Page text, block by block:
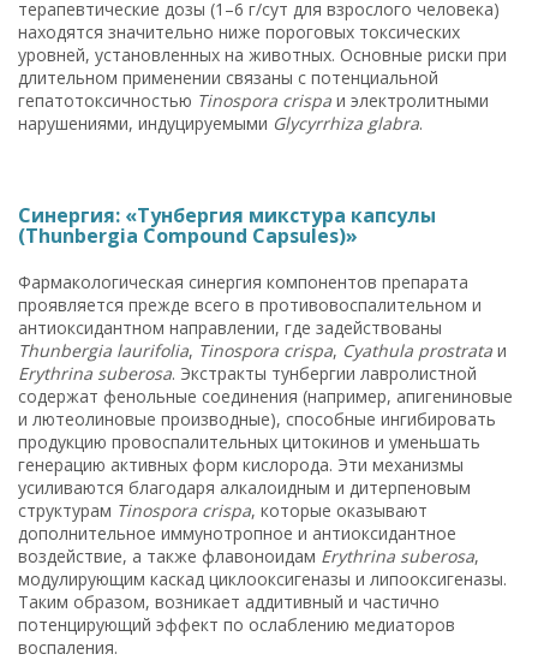
терапевтические дозы (1–6 г/сут для взрослого человека)
находятся значительно ниже пороговых токсических
уровней, установленных на животных. Основные риски при
длительном применении связаны с потенциальной
гепатотоксичностью Tinospora crispa и электролитными
нарушениями, индуцируемыми Glycyrrhiza glabra.
Синергия: «Тунбергия микстура капсулы
(Thunbergia Compound Capsules)»
Фармакологическая синергия компонентов препарата
проявляется прежде всего в противовоспалительном и
антиоксидантном направлении, где задействованы
Thunbergia laurifolia, Tinospora crispa, Cyathula prostrata и
Erythrina suberosa. Экстракты тунбергии лавролистной
содержат фенольные соединения (например, апигениновые
и лютеолиновые производные), способные ингибировать
продукцию провоспалительных цитокинов и уменьшать
генерацию активных форм кислорода. Эти механизмы
усиливаются благодаря алкалоидным и дитерпеновым
структурам Tinospora crispa, которые оказывают
дополнительное иммунотропное и антиоксидантное
воздействие, а также флавоноидам Erythrina suberosa,
модулирующим каскад циклооксигеназы и липооксигеназы.
Таким образом, возникает аддитивный и частично
потенцирующий эффект по ослаблению медиаторов
воспаления.